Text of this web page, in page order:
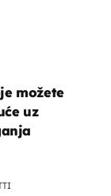
možete
uz